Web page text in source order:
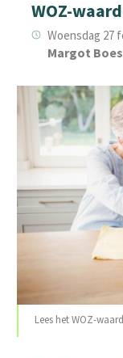
WOZ-
Woensdag 27
Margot
Lees het WOZ-